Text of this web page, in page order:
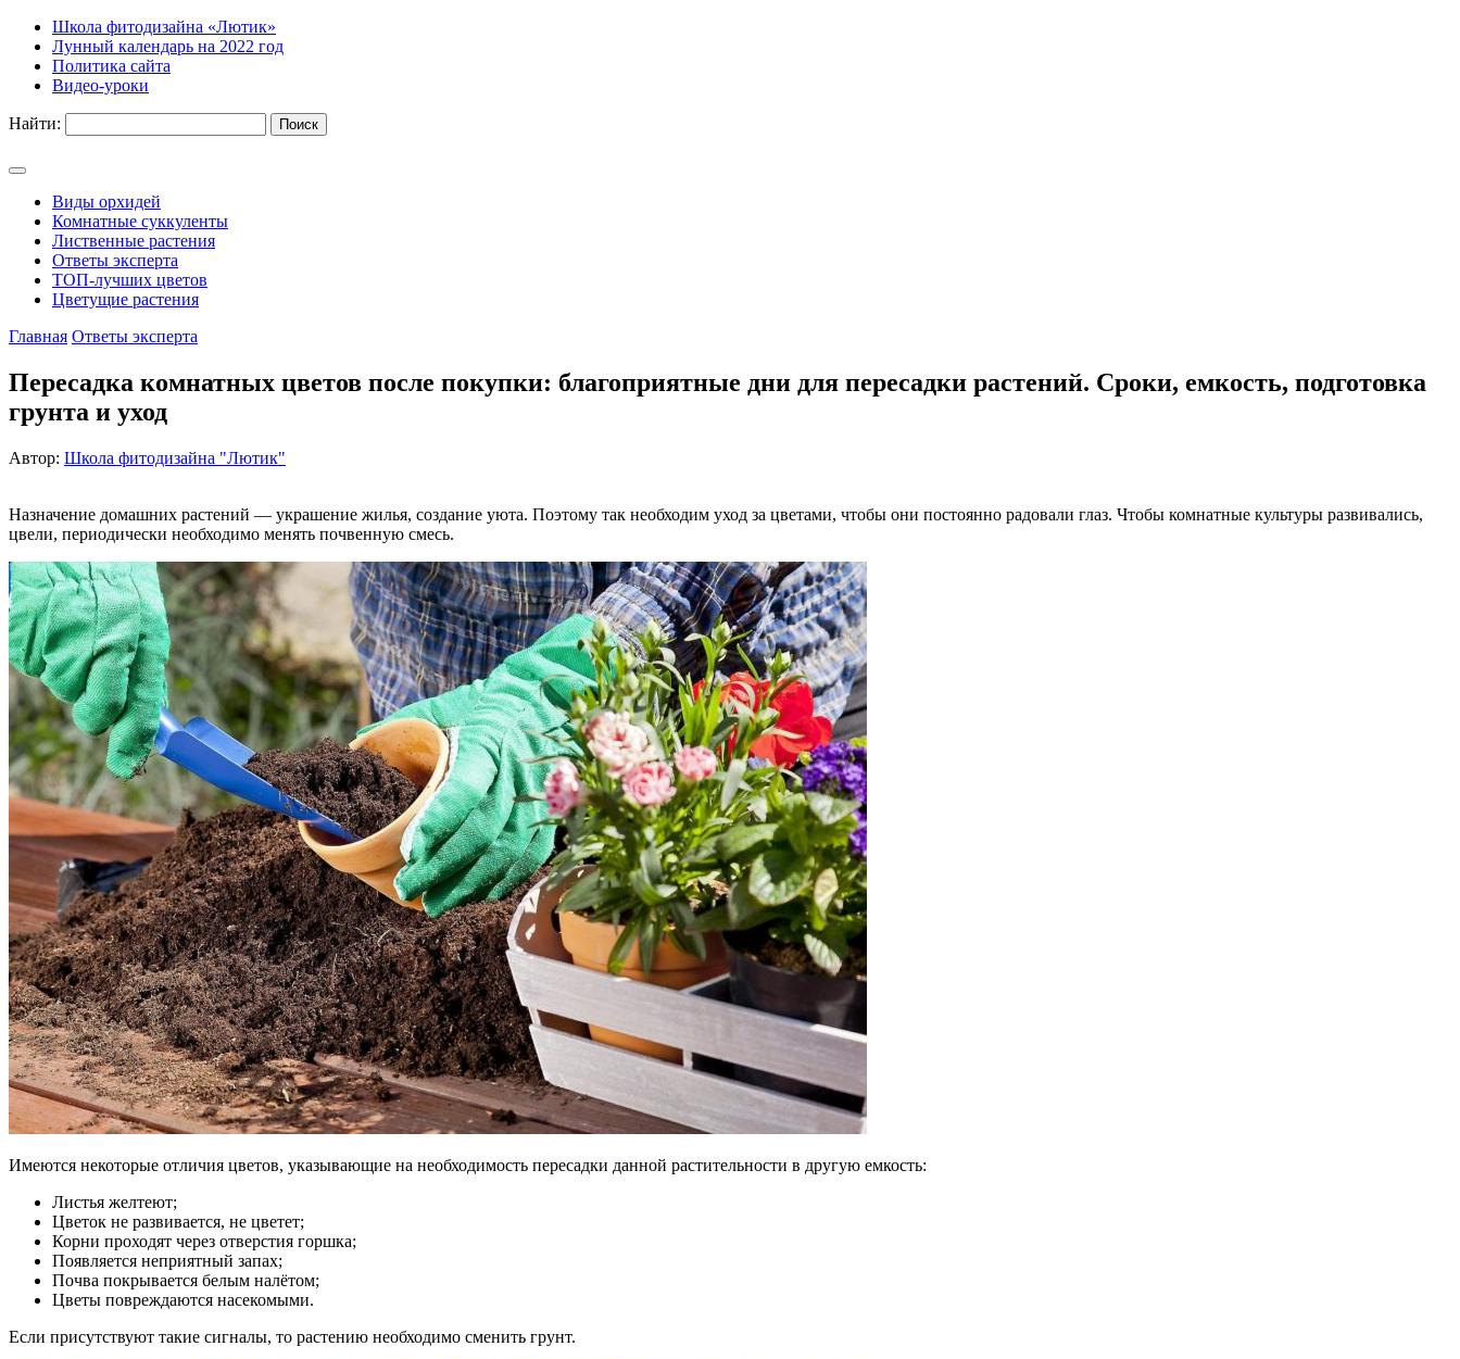
Школа фитодизайна «Лютик»
Лунный календарь на 2022 год
Политика сайта
Видео-уроки
Найти:
Виды орхидей
Комнатные суккуленты
Лиственные растения
Ответы эксперта
ТОП-лучших цветов
Цветущие растения
Главная Ответы эксперта
Пересадка комнатных цветов после покупки: благоприятные дни для пересадки растений. Сроки, емкость, подготовка
грунта и уход
Автор: Школа фитодизайна "Лютик"
Назначение домашних растений — украшение жилья, создание уюта. Поэтому так необходим уход за цветами, чтобы они постоянно радовали глаз. Чтобы комнатные культуры развивались,
цвели, периодически необходимо менять почвенную смесь.
Имеются некоторые отличия цветов, указывающие на необходимость пересадки данной растительности в другую емкость:
Листья желтеют;
Цветок не развивается, не цветет;
Корни проходят через отверстия горшка;
Появляется неприятный запах;
Почва покрывается белым налётом;
Цветы повреждаются насекомыми.
Если присутствуют такие сигналы, то растению необходимо сменить грунт.